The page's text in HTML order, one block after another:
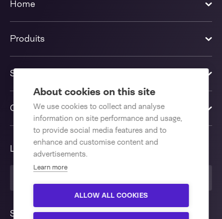
About cookies on this site
We use cookies to collect and analyse
information on site performance and usage,
to provide social media features and to
enhance and customise content and
advertisements.
Learn more
ALLOW ALL COOKIES
Home
Produits
Solutions
Contactez-nous
Langue
Suivez nous